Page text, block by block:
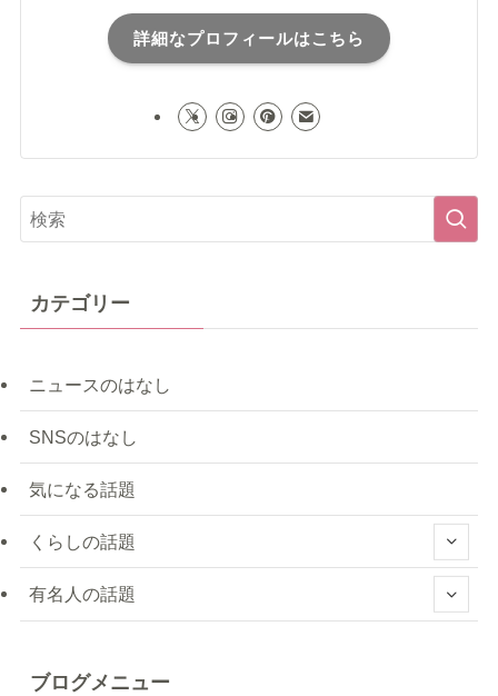
詳細なプロフィールはこちら
カテゴリー
ニュースのはなし
SNSのはなし
気になる話題
くらしの話題
有名人の話題
ブログメニュー